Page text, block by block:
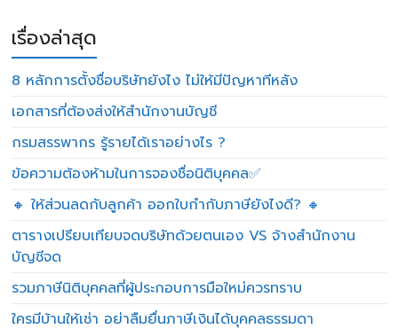
เรื่องล่าสุด
8 หลักการตั้งชื่อบริษัทยังไง ไม่ให้มีปัญหาทีหลัง
เอกสารที่ต้องส่งให้สำนักงานบัญชี
กรมสรรพากร รู้รายได้เราอย่างไร ?
ข้อความต้องห้ามในการจองชื่อนิติบุคคล✅
🔸 ให้ส่วนลดกับลูกค้า ออกใบกำกับภาษียังไงดี? 🔸
ตารางเปรียบเทียบจดบริษัทด้วยตนเอง VS จ้างสำนักงาน
บัญชีจด
รวมภาษีนิติบุคคลที่ผู้ประกอบการมือใหม่ควรทราบ
ใครมีบ้านให้เช่า อย่าลืมยื่นภาษีเงินได้บุคคลธรรมดา